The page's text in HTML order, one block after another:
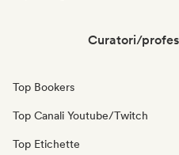
Curatori/
Top Bookers
Top Canali Youtube/Twitch
Top Etichette